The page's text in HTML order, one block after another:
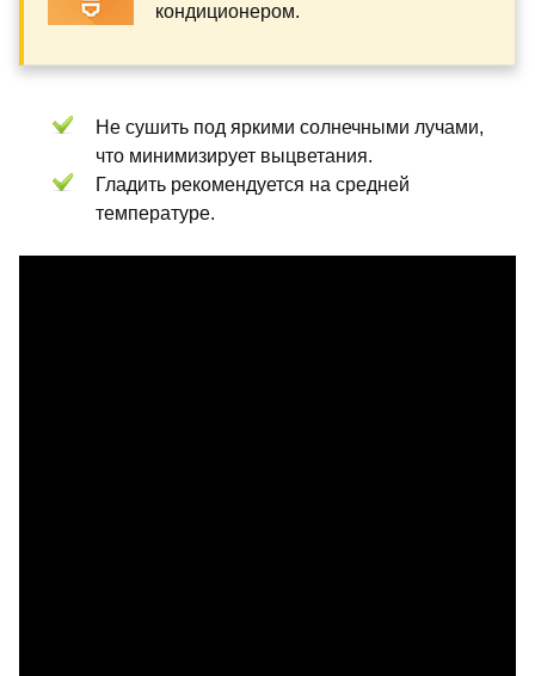
кондиционером.
Не сушить под яркими солнечными лучами,
что минимизирует выцветания.
Гладить рекомендуется на средней
температуре.